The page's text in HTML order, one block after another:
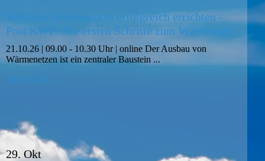
Webinar: Wärmenetze erfolgreich errichten -
Post KWP: Die ersten Schritte zum Wärmenetz
21.10.26 | 09.00 - 10.30 Uhr | online Der Ausbau von
Wärmenetzen ist ein zentraler Baustein ...
MEHR DAZU
29. Okt